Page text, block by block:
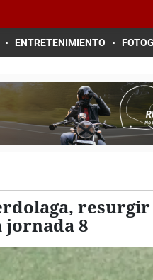
ENTRETENIMIENTO
resurgir
jornada 8